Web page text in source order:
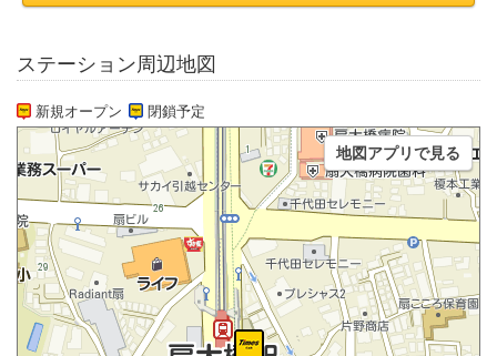
ステーション周辺地図
新規オープン 閉鎖予定
地図アプリで見る